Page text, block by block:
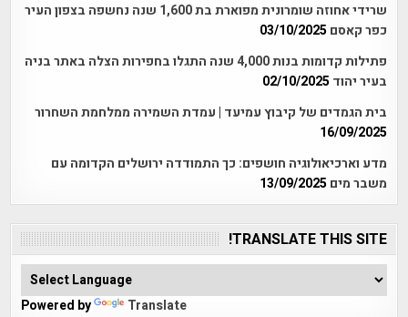
שרידי אחוזה שומרונית מפוארת בת 1,600 שנה נחשפה בצפון העיר
כפר קאסם 03/10/2025
פתילות קדומות בנות 4,000 שנה התגלו בחפירות הצלה באתר בניה
בעיר יהוד 02/10/2025
בית הגמדים של קיבוץ עמיעד | עמדת השמירה ממלחמת השחרור
16/09/2025
מדע וארכיאולוגיה חושפים: כך התמודדה ירושלים הקדומה עם
משבר מים 13/09/2025
TRANSLATE THIS SITE!
Powered by Translate